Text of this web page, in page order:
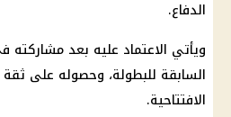
الدفاع.
ويأتي الاعتماد عليه بعد مشاركته
السابقة للبطولة، وحصوله على ثقة
الافتتاحية.